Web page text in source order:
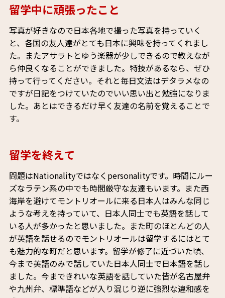
留学中に頑張ったこと
写真が好きなので日本各地で撮った写真を持っていく
と、各国の友人達がとても日本に興味を持ってくれまし
た。またアサラトとゆう楽器が少しできるので教えなが
ら仲良くなることができました。特技があるなら、ぜひ
持って行ってください。それと毎日文法はデタラメなの
ですが日記をつけていたのでいい思い出と勉強になりま
した。あとはできるだけ早く友達の名前を覚えることで
す。
留学を終えて
問題はNationalityではなくpersonalityです。時間にルー
ズなラテン系の中でも時間厳守な友達もいます。また西
海岸を避けてモントリオールに来る日本人はみんな同じ
ような考えを持っていて、日本人同士でも英語を話して
いる人が多かったと思いました。また町のほとんどの人
が英語を話せるのでモントリオールは留学するにはとて
も魅力的な町だと思います。留学が修了に近づいた頃、
今まで英語のみで話していた日本人同士で日本語を話し
ました。今まできれいな英語を話していた皆が名古屋弁
や九州弁、標準語などが入り混じり逆に強烈な違和感を